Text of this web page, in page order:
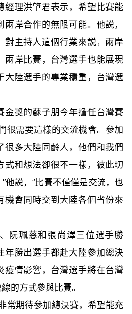
理洪肇君表示，希望比賽能
岸合作的無限可能。他説，
對主持人這個行業來説，兩岸
兩岸比賽，台灣選手也能展現
大陸選手的專業穩重，台灣選
獎的蘇子朋今年擔任台灣賽
很需要這樣的交流機會。參加
很多大陸同齡人，他們和我們
式和想法卻很不一樣，彼此切
他説，“比賽不僅僅是交流，也
機會同時交到大陸各個省份來
珮慈和張尚澤三位選手勝
年勝出選手都赴大陸參加總決
疫情影響，台灣選手將在台灣
的方式參與比賽。
期待參加總決賽，希望能充